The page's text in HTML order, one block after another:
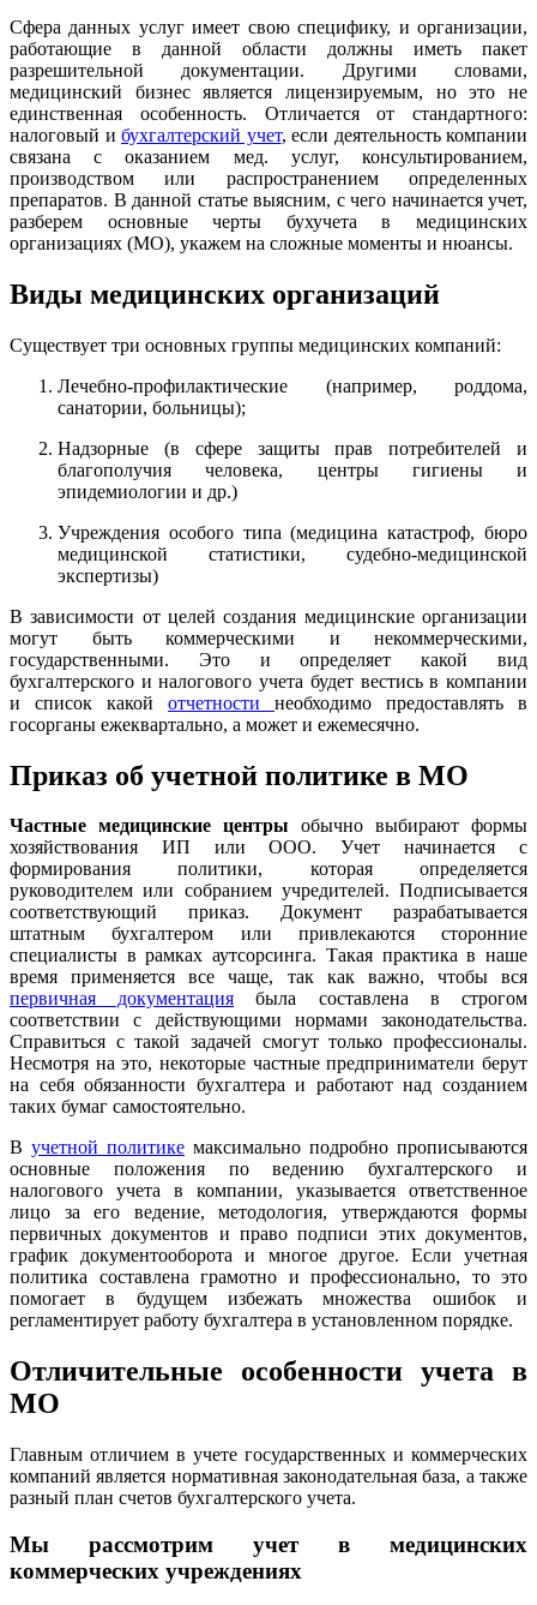
Сфера данных услуг имеет свою специфику, и организации,
работающие в данной области должны иметь пакет
разрешительной документации. Другими словами,
медицинский бизнес является лицензируемым, но это не
единственная особенность. Отличается от стандартного:
налоговый и бухгалтерский учет, если деятельность компании
связана с оказанием мед. услуг, консультированием,
производством или распространением определенных
препаратов. В данной статье выясним, с чего начинается учет,
разберем основные черты бухучета в медицинских
организациях (МО), укажем на сложные моменты и нюансы.
Виды медицинских организаций
Существует три основных группы медицинских компаний:
Лечебно-профилактические (например, роддома,
санатории, больницы);
Надзорные (в сфере защиты прав потребителей и
благополучия человека, центры гигиены и
эпидемиологии и др.)
Учреждения особого типа (медицина катастроф, бюро
медицинской статистики, судебно-медицинской
экспертизы)
В зависимости от целей создания медицинские организации
могут быть коммерческими и некоммерческими,
государственными. Это и определяет какой вид
бухгалтерского и налогового учета будет вестись в компании
и список какой отчетности необходимо предоставлять в
госорганы ежеквартально, а может и ежемесячно.
Приказ об учетной политике в МО
Частные медицинские центры обычно выбирают формы
хозяйствования ИП или ООО. Учет начинается с
формирования политики, которая определяется
руководителем или собранием учредителей. Подписывается
соответствующий приказ. Документ разрабатывается
штатным бухгалтером или привлекаются сторонние
специалисты в рамках аутсорсинга. Такая практика в наше
время применяется все чаще, так как важно, чтобы вся
первичная документация была составлена в строгом
соответствии с действующими нормами законодательства.
Справиться с такой задачей смогут только профессионалы.
Несмотря на это, некоторые частные предприниматели берут
на себя обязанности бухгалтера и работают над созданием
таких бумаг самостоятельно.
В учетной политике максимально подробно прописываются
основные положения по ведению бухгалтерского и
налогового учета в компании, указывается ответственное
лицо за его ведение, методология, утверждаются формы
первичных документов и право подписи этих документов,
график документооборота и многое другое. Если учетная
политика составлена грамотно и профессионально, то это
помогает в будущем избежать множества ошибок и
регламентирует работу бухгалтера в установленном порядке.
Отличительные особенности учета в
МО
Главным отличием в учете государственных и коммерческих
компаний является нормативная законодательная база, а также
разный план счетов бухгалтерского учета.
Мы рассмотрим учет в медицинских
коммерческих учреждениях